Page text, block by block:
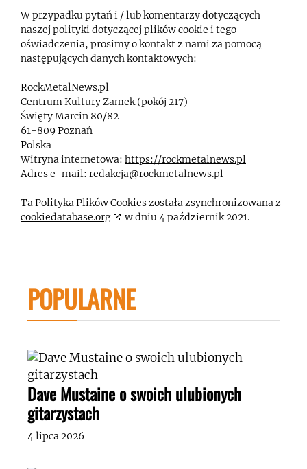
W przypadku pytań i / lub komentarzy dotyczących
naszej polityki dotyczącej plików cookie i tego
oświadczenia, prosimy o kontakt z nami za pomocą
następujących danych kontaktowych:
RockMetalNews.pl
Centrum Kultury Zamek (pokój 217)
Święty Marcin 80/82
61-809 Poznań
Polska
Witryna internetowa: https://rockmetalnews.pl
Adres e-mail: redakcja@rockmetalnews.pl
Ta Polityka Plików Cookies została zsynchronizowana z
cookiedatabase.org
w dniu 4 październik 2021.
POPULARNE
Dave Mustaine o swoich ulubionych
gitarzystach
4 lipca 2026